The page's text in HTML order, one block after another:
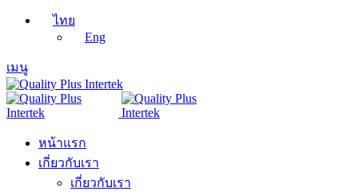
ไทย
Eng
เมนู
หน้าแรก
เกี่ยวกับเรา
เกี่ยวกับเรา